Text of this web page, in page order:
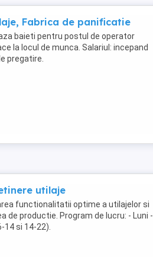
Fabrica de panificatie
baieti pentru postul de operator
la locul de munca. Salariul: incepand
pregatire.
utilaje
functionalitatii optime a utilajelor si
de productie. Program de lucru: - Luni -
14 si 14-22).